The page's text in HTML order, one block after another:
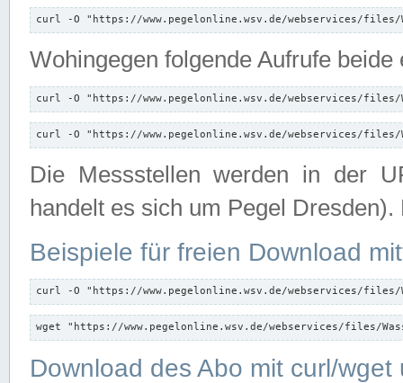
curl -O "https://www.pegelonline.wsv.de/webservices/files/
Wohingegen folgende Aufrufe beide
curl -O "https://www.pegelonline.wsv.de/webservices/files/
curl -O "https://www.pegelonline.wsv.de/webservices/files/
Die Messstellen werden in der
handelt es sich um Pegel
Beispiele für freien Download
curl -O "https://www.pegelonline.wsv.de/webservices/files/
wget "https://www.pegelonline.wsv.de/webservices/files/
Download des Abo mit curl/